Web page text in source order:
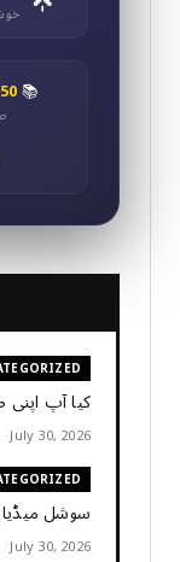
📚50+ تفریحی اور بصیرت افروز کوئز
کیا آپ
July 30, 2026
سوشل
July 30, 2026